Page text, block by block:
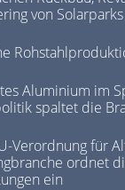
von Solarparks
Aluminium im
spaltet die
Verordnung für
ordnet
ein